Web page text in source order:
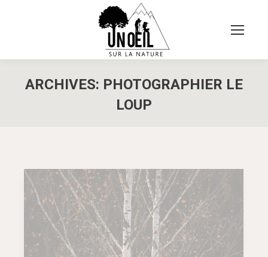
ARCHIVES: PHOTOGRAPHIER LE
LOUP